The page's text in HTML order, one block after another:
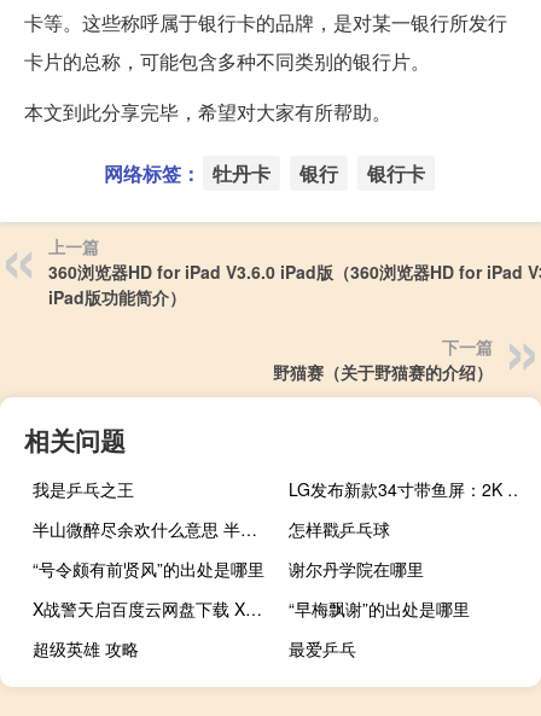
卡等。这些称呼属于银行卡的品牌，是对某一银行所发行
卡片的总称，可能包含多种不同类别的银行片。
本文到此分享完毕，希望对大家有所帮助。
网络标签： 牡丹卡 银行 银行卡
上一篇
360浏览器HD for iPad V3.6.0 iPad版（360浏览器HD for iPad
iPad版功能简介）
下一篇
野猫赛（关于野猫赛的介绍）
相关问题
我是乒乓之王
LG发布新款34寸带鱼屏：2K 100Hz高刷屏、5ms响应
半山微醉尽余欢什么意思 半山微醉尽余欢的意思
怎样戳乒乓球
“号令颇有前贤风”的出处是哪里
谢尔丹学院在哪里
X战警天启百度云网盘下载 X战警天启资源高清迅雷下载
“早梅飘谢”的出处是哪里
超级英雄 攻略
最爱乒乓